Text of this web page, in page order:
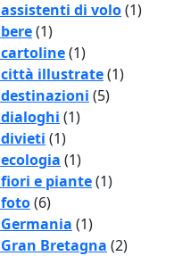
assistenti di volo(1)
bere(1)
cartoline(1)
città illustrate(1)
destinazioni (5)
dialoghi (1)
divieti (1)
ecologia (1)
fiori e piante(1)
foto(6)
Germania (1)
Gran Bretagna (2)